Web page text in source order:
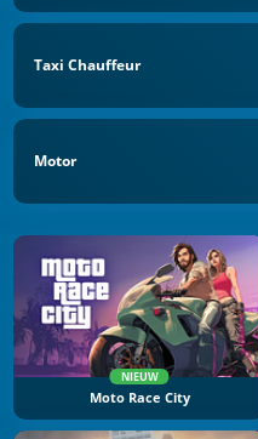
Taxi Chauffeur
Motor
NIEUW
Moto Race City